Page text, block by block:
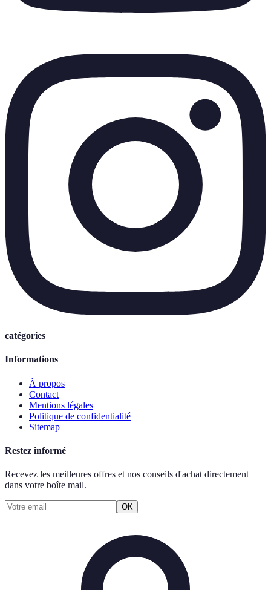
catégories
Informations
À propos
Contact
Mentions légales
Politique de confidentialité
Sitemap
Restez informé
Recevez les meilleures offres et nos conseils d'achat directement
dans votre boîte mail.
OK